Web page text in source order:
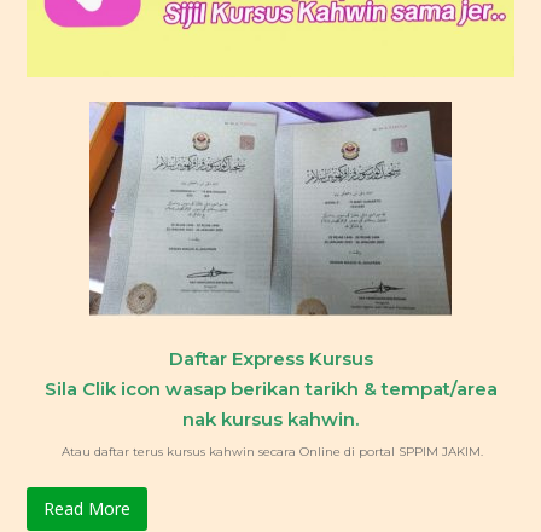
Daftar Express Kursus
Sila Clik icon wasap berikan tarikh & tempat/area
nak kursus kahwin.
Atau daftar terus kursus kahwin secara Online di portal SPPIM JAKIM.
Read More